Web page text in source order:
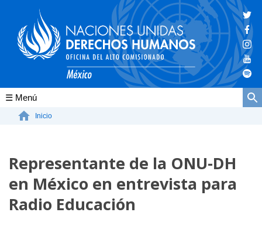
Conócenos
La ONU-DH en México
Vacantes ONU-DH México
ONU-DH en el tiempo
Inicio
Representante de la ONU-DH
en México en entrevista para
Radio Educación